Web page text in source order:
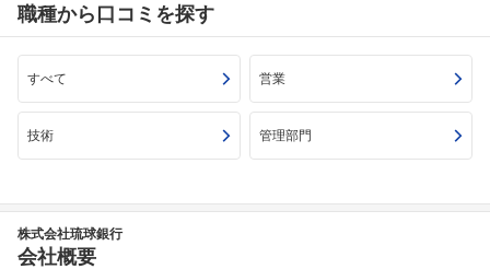
職種から口コミを探す
すべて 営業
技術 管理部門
株式会社琉球銀行
会社概要